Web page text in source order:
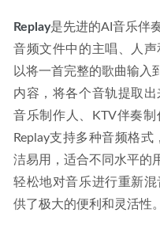
Replay是先进的AI音乐伴
音频文件中的主唱、人声
以将一首完整的歌曲输入
内容，将各个音轨提取
音乐制作人、KTV伴奏制
Replay支持多种音频格
洁易用，适合不同水平的
轻松地对音乐进行重新
供了极大的便利和灵活性。
2022-08-26
CAD2005简体中文版下
3dmax2012简体中文版
office2024 中文正式版